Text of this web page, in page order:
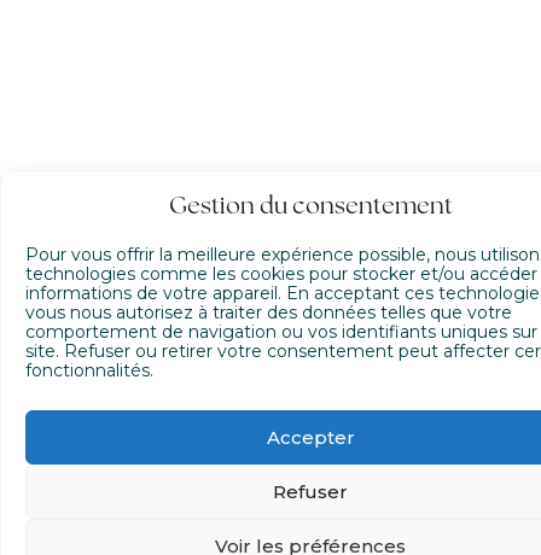
Gestion du consentement
Pour vous offrir la meilleure expérience possible, nous
technologies comme les cookies pour stocker et/ou accéder
informations de votre appareil. En acceptant ces
vous nous autorisez à traiter des données telles que votre
comportement de navigation ou vos identifiants uniques sur
site. Refuser ou retirer votre consentement peut affecter
fonctionnalités.
Accepter
Refuser
Voir les préférences